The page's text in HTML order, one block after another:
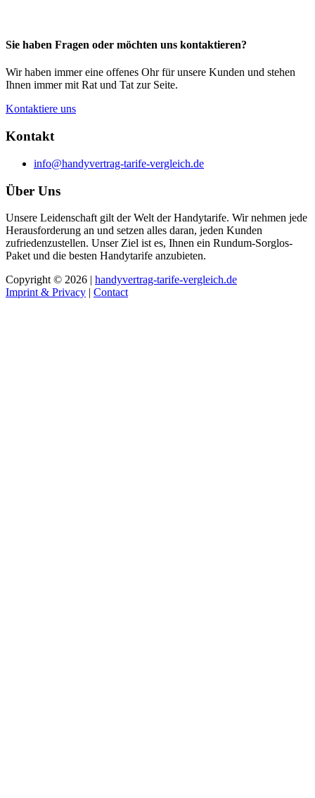
Sie haben Fragen oder möchten uns kontaktieren?
Wir haben immer eine offenes Ohr für unsere Kunden und stehen
Ihnen immer mit Rat und Tat zur Seite.
Kontaktiere uns
Kontakt
info@handyvertrag-tarife-vergleich.de
Über Uns
Unsere Leidenschaft gilt der Welt der Handytarife. Wir nehmen jede
Herausforderung an und setzen alles daran, jeden Kunden
zufriedenzustellen. Unser Ziel ist es, Ihnen ein Rundum-Sorglos-
Paket und die besten Handytarife anzubieten.
Copyright © 2026 | handyvertrag-tarife-vergleich.de
Imprint & Privacy | Contact